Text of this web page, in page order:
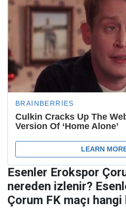
Esenler Erokspor
nereden izlenir?
Çorum FK maçı